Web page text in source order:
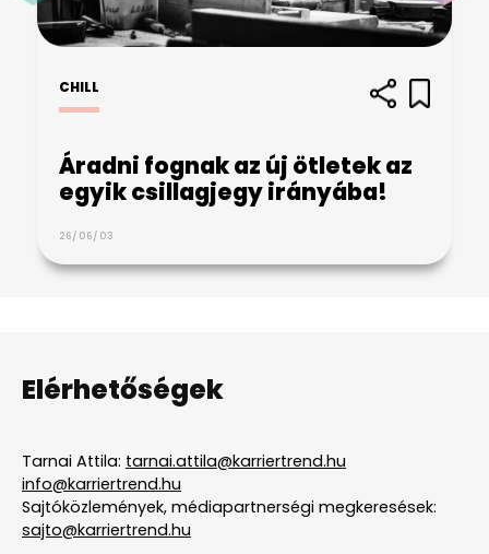
CHILL
Áradni fognak az új ötletek az
egyik csillagjegy irányába!
26/06/03
Elérhetőségek
Tarnai Attila: tarnai.attila@karriertrend.hu
info@karriertrend.hu
Sajtóközlemények, médiapartnerségi megkeresések:
sajto@karriertrend.hu